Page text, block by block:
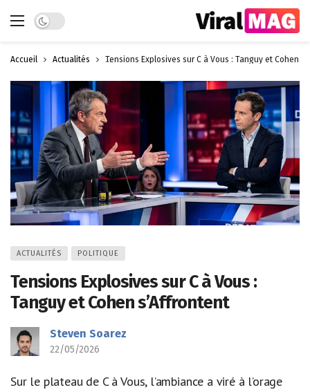
Dark mode
Accueil Actualités Tensions Explosives sur C à Vous : Tanguy et Cohen
ACTUALITÉS POLITIQUE
Tensions Explosives sur C à Vous :
Tanguy et Cohen s’Affrontent
Steven Soarez
22/05/2026
Sur le plateau de C à Vous, l’ambiance a viré à l’orage